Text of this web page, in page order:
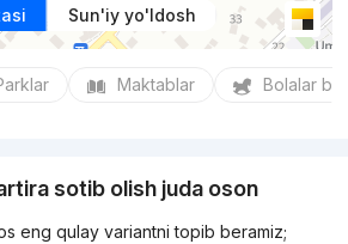
Sun'iy yo'ldosh
Maktablar Bolalar
sotib olish juda oson
eng qulay variantni topib beramiz;